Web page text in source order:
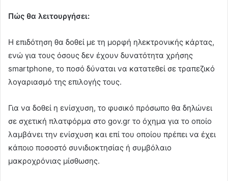
Πώς θα λειτουργήσει:
Η επιδότηση θα δοθεί με τη μορφή ηλεκτρονικής κάρτας,
ενώ για τους όσους δεν έχουν δυνατότητα χρήσης
smartphone, το ποσό δύναται να κατατεθεί σε τραπεζικό
λογαριασμό της επιλογής τους.
Για να δοθεί η ενίσχυση, το φυσικό πρόσωπο θα δηλώνει
σε σχετική πλατφόρμα στο gov.gr το όχημα για το οποίο
λαμβάνει την ενίσχυση και επί του οποίου πρέπει να έχει
κάποιο ποσοστό συνιδιοκτησίας ή συμβόλαιο
μακρoχρόνιας μίσθωσης.